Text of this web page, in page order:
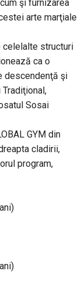
şi furnizarea
arte marţiale
celelalte structuri
ca o
descendenţă şi
Sosai
GYM din
cladirii,
program,